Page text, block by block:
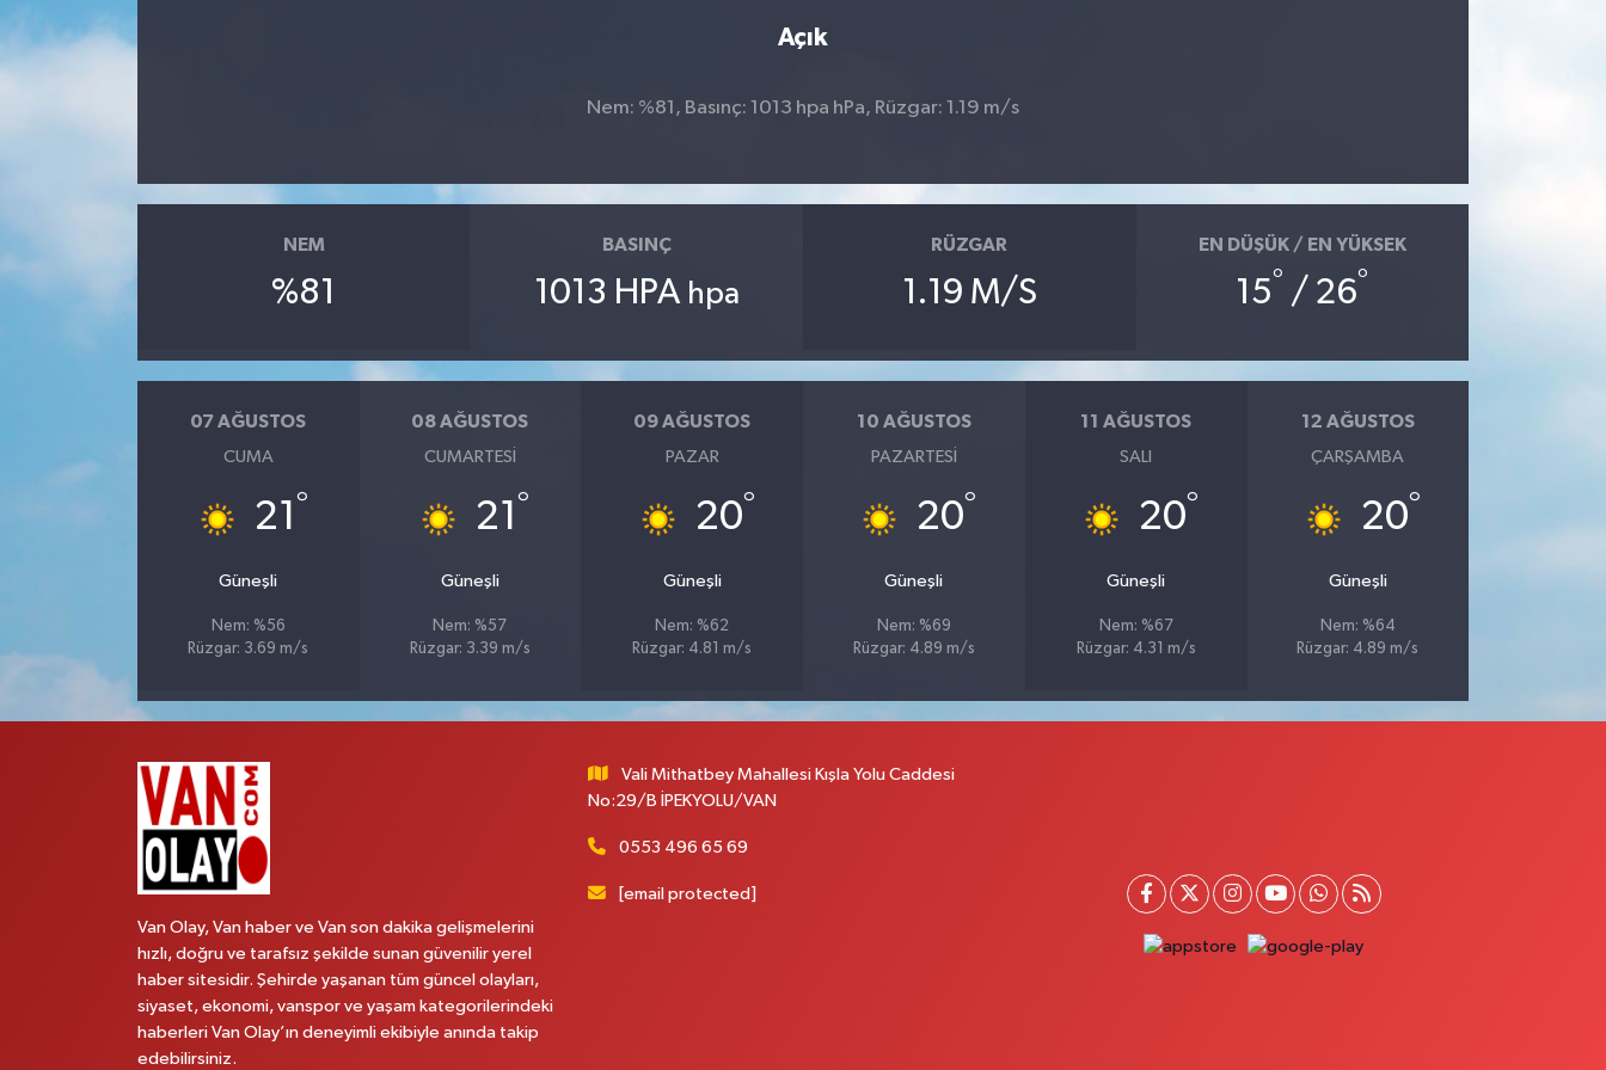
Açık
Nem: %81, Basınç: 1013 hpa hPa, Rüzgar: 1.19 m/s
NEM
%81
BASINÇ
1013 HPA hpa
RÜZGAR
1.19 M/S
EN DÜŞÜK / EN YÜKSEK
15° / 26°
07 AĞUSTOS
CUMA
21 °
Güneşli
Nem: %56
Rüzgar: 3.69 m/s
08 AĞUSTOS
CUMARTESI
21 °
Güneşli
Nem: %57
Rüzgar: 3.39 m/s
09 AĞUSTOS
PAZAR
20°
Güneşli
Nem: %62
Rüzgar: 4.81 m/s
10 AĞUSTOS
PAZARTESI
20°
Güneşli
Nem: %69
Rüzgar: 4.89 m/s
11 AĞUSTOS
SALI
20°
Güneşli
Nem: %67
Rüzgar: 4.31 m/s
12 AĞUSTOS
ÇARŞAMBA
20°
Güneşli
Nem: %64
Rüzgar: 4.89 m/s
Van Olay, Van haber ve Van son dakika gelişmelerini
hızlı, doğru ve tarafsız şekilde sunan güvenilir yerel
haber sitesidir. Şehirde yaşanan tüm güncel olayları,
siyaset, ekonomi, vanspor ve yaşam kategorilerindeki
haberleri Van Olay’ın deneyimli ekibiyle anında takip
edebilirsiniz.
Vali Mithatbey Mahallesi Kışla Yolu Caddesi
No:29/B İPEKYOLU/VAN
0553 496 65 69
[email protected]
RESMİ İLANLAR